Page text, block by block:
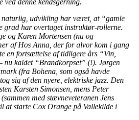
naturlig, udvikling har været, at “gamle
grad har overtaget instruktør-rollerne.
og Karen Mortensen (nu og
af Hos Anna, der for alvor kom i gang
en fortsættelse af tidligere års “Vin,
kaldet “Brandkorpset” (!). Jørgen
(fra Bohena, som også havde
sig af den nyere, elektriske jazz. Den
Karsten Simonsen, mens Peter
med stævneveteranen Jens
at starte Cox Orange på Vallekilde i